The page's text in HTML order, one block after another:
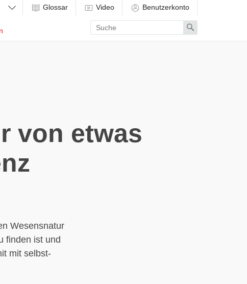
Glossar Video Benutzerkonto
Enter
search
term
Search
von etwas
Wesensnatur
finden ist und
mit selbst-